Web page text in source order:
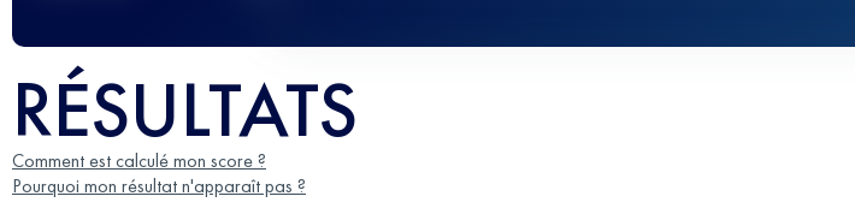
RÉSULTATS
Comment est calculé mon score ?
Pourquoi mon résultat n'apparaît pas ?